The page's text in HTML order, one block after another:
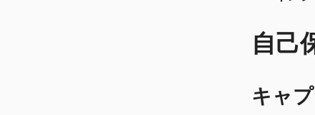
自己
キャ